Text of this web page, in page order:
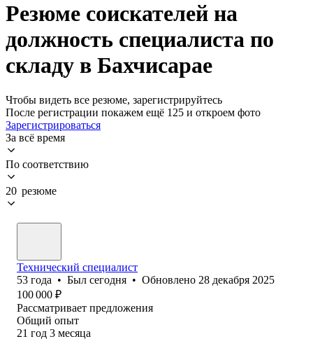
Резюме соискателей на
должность специалиста по
складу в Бахчисарае
Чтобы видеть все резюме, зарегистрируйтесь
После регистрации покажем ещё 125 и откроем фото
Зарегистрироваться
За всё время
По соответствию
20 резюме
Технический специалист
53 года • Был сегодня • Обновлено 28 декабря 2025
100 000 ₽
Рассматривает предложения
Общий опыт
21 год 3 месяца